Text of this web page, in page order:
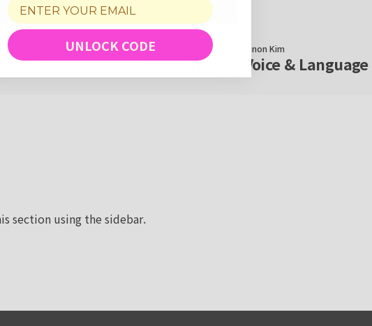
Shannon Kim
CRP-ST0609F Voice &
section using the sidebar.
UNLOCK CODE